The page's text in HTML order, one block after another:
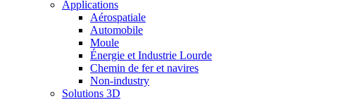
Applications
Aérospatiale
Automobile
Moule
Énergie et Industrie Lourde
Chemin de fer et navires
Non-industry
Solutions 3D